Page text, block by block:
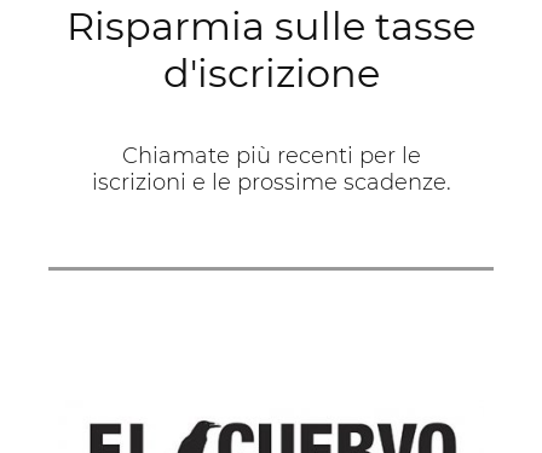
Risparmia sulle tasse
d'iscrizione
Chiamate più recenti per le
iscrizioni e le prossime scadenze.